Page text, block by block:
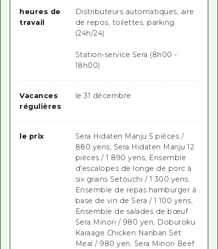
heures de
travail
Distributeurs automatiques, aire
de repos, toilettes, parking
(24h/24)
Station-service Sera (8h00 -
18h00)
Vacances
régulières
le 31 décembre
le prix
Sera Hidaten Manju 5 pièces /
880 yens, Sera Hidaten Manju 12
pièces / 1 890 yens, Ensemble
d'escalopes de longe de porc à
six grains Setouchi / 1 300 yens,
Ensemble de repas hamburger à
base de vin de Sera / 1 100 yens,
Ensemble de salades de bœuf
Sera Minori / 980 yen, Doburoku
Karaage Chicken Nanban Set
Meal / 980 yen, Sera Minori Beef